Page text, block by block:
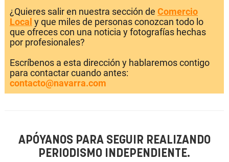
¿Quieres salir en nuestra sección de Comercio
Local y que miles de personas conozcan todo lo
que ofreces con una noticia y fotografías hechas
por profesionales?
Escríbenos a esta dirección y hablaremos contigo
para contactar cuando antes:
contacto@navarra.com
APÓYANOS PARA SEGUIR REALIZANDO
PERIODISMO INDEPENDIENTE.